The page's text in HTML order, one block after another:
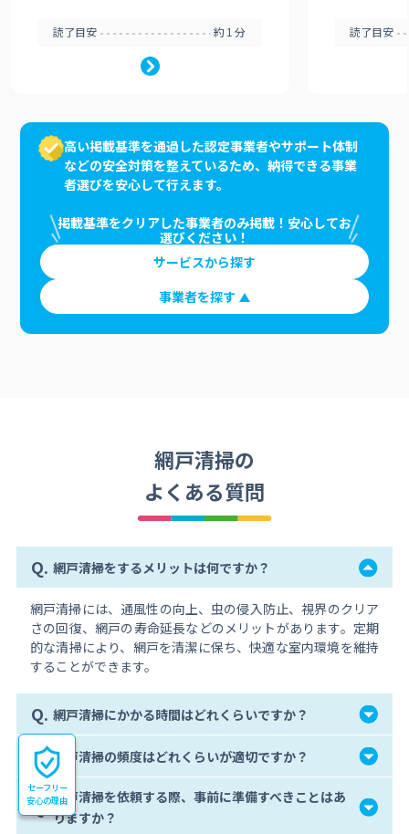
読了目安 約1分 読了目安
高い掲載基準を通過した認定事業者やサポート体制
などの安全対策を整えているため、納得できる事業
者選びを安心して行えます。
掲載基準をクリアした事業者のみ掲載！安心してお
選びください！
サービスから探す
事業者を探す
網戸清掃の
よくある質問
Q. 網戸清掃をするメリットは何ですか？
網戸清掃には、通風性の向上、虫の侵入防止、視界のクリア
さの回復、網戸の寿命延長などのメリットがあります。定期
的な清掃により、網戸を清潔に保ち、快適な室内環境を維持
することができます。
Q. 網戸清掃にかかる時間はどれくらいですか？
Q. 網戸清掃の頻度はどれくらいが適切ですか？
Q. 網戸清掃を依頼する際、事前に準備すべきことはあ
りますか？
セーフリー
安心の理由